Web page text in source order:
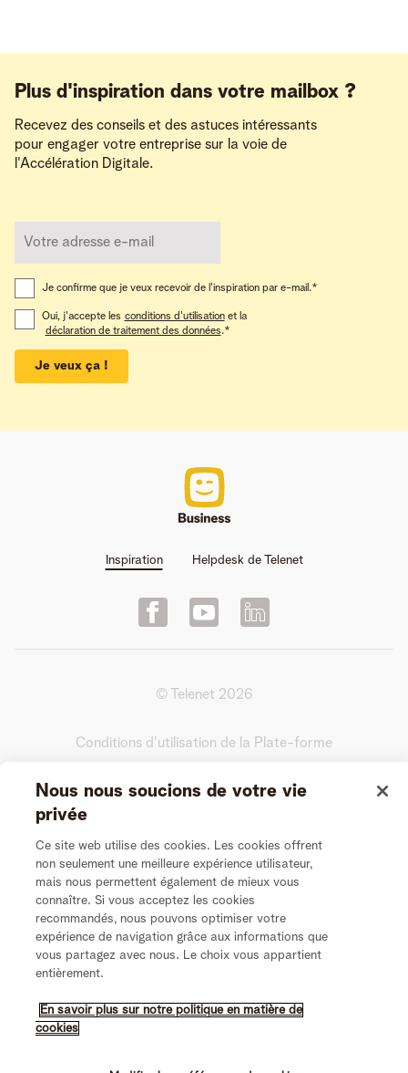
Plus d'inspiration dans votre mailbox ?
Recevez des conseils et des astuces intéressants
pour engager votre entreprise sur la voie de
l'Accélération Digitale.
Je confirme que je veux recevoir de l'inspiration par e-mail.*
Oui, j'accepte les conditions d'utilisation et la
déclaration de traitement des données.*
Je veux ça !
Inspiration Helpdesk de Telenet
© Telenet 2026
Conditions d'utilisation de la Plate-forme
Conditions générales de l’Entretien Vidéo
Vie Privée
Politique de cookies
Modifier les préférences de cookies
Nous nous soucions de votre vie
privée
Ce site web utilise des cookies. Les cookies offrent
non seulement une meilleure expérience utilisateur,
mais nous permettent également de mieux vous
connaître. Si vous acceptez les cookies
recommandés, nous pouvons optimiser votre
expérience de navigation grâce aux informations que
vous partagez avec nous. Le choix vous appartient
entièrement.
En savoir plus sur notre politique en matière de
cookies